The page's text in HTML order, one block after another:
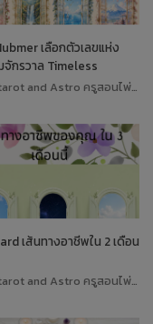
เลือกตัวเลขแห่ง
จักรวาล Timeless
Doljai tarot and Astro ครูสอนไพ่ทาโรต์
เส้นทางอาชีพใน 2 เดือน
Doljai tarot and Astro ครูสอนไพ่ทาโรต์